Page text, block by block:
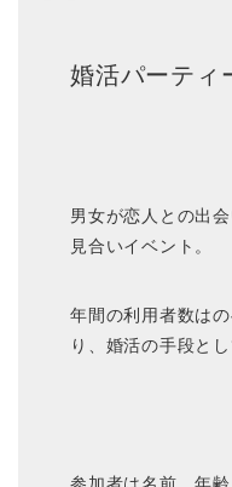
婚活パーティ
男女が恋人との出
見合いイベント。
年間の利用者数は
り、婚活の手段と